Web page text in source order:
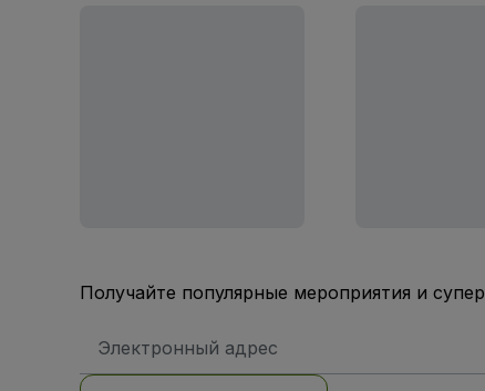
Получайте популярные мероприятия и
электронной